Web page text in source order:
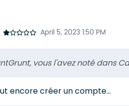
April 5, 2023 1:50 PM
vous l'avez noté dans
encore créer un compte...